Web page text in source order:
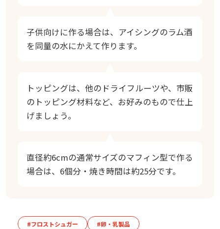
子供向けに作る場合は、アイシングのラム酒
を同量の水にかえて作ります。
トッピングは、他のドライフルーツや、市販
のトッピング材料など、お好みのもので仕上
げましょう。
直径約6cmの通常サイズのマフィン型で作る
場合は、6個分・焼き時間は約25分です。
#フロストシュガー
#卵・乳製品